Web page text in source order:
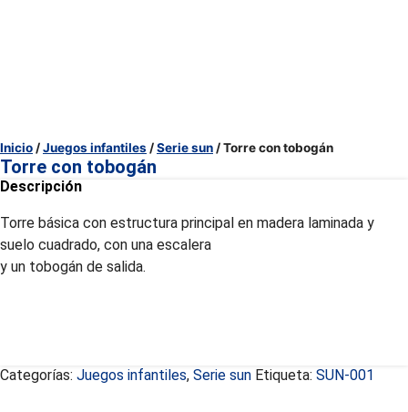
Inicio/Juegos infantiles /Serie sun/ Torre con tobogán
Torre con tobogán
Descripción
Torre básica con estructura principal en madera laminada y
suelo cuadrado, con una escalera
y un tobogán de salida.
Categorías: Juegos infantiles, Serie sun Etiqueta: SUN-001